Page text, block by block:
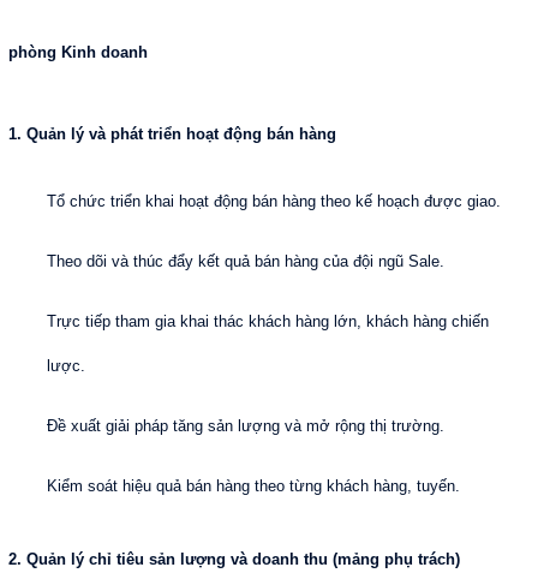
phòng Kinh doanh
1. Quản lý và phát triển hoạt động bán hàng
Tổ chức triển khai hoạt động bán hàng theo kế hoạch được giao.
Theo dõi và thúc đẩy kết quả bán hàng của đội ngũ Sale.
Trực tiếp tham gia khai thác khách hàng lớn, khách hàng chiến
lược.
Đề xuất giải pháp tăng sản lượng và mở rộng thị trường.
Kiểm soát hiệu quả bán hàng theo từng khách hàng, tuyến.
2. Quản lý chỉ tiêu sản lượng và doanh thu (mảng phụ trách)